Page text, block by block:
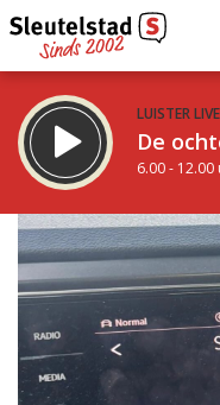
LUISTER
De
6.00 - 12.00
STRAKS:
De middag van
12.00 - 19.00 uur
Vorig uur